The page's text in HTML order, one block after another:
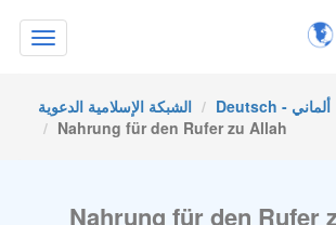
Toggle
navigation
الشبكة الإسلامية الدعوية
Deutsch - ألماني
Nahrung für den Rufer zu Allah
Nahrung für den Rufer